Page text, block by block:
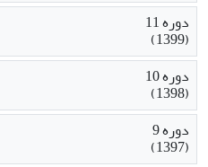
دوره 11
(1399)
دوره 10
(1398)
دوره 9
(1397)